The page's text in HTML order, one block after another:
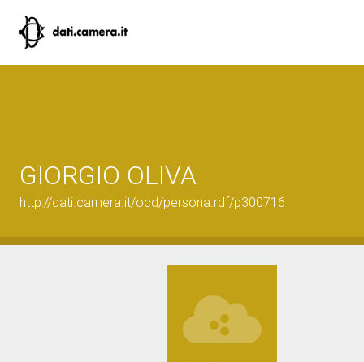
GIORGIO OLIVA
http://dati.camera.it/ocd/persona.rdf/p300716